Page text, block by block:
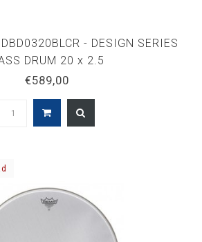
- DESIGN SERIES
DRUM 20 x 2.5
€589,00